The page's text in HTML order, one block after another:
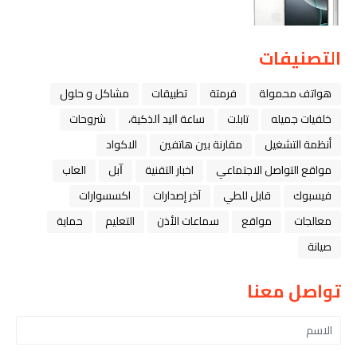
التصنيفات
هواتف محمولة فرمتة تطبيقات
مشاكل و حلول
خلفيات جميله
تابلت ﺳﺎﻋﺔ ﺍﻟﻴﺪ ﺍﻟﺬﻛﻴﺔ،
شروحات
أنظمة التشغيل
مقارنة بين هاتفين
الاكواد
مواقع التواصل الاجتماعي
اخبار التقنية ﺁﺑﻞ
العاب
فيسبوك
قابل للطي آخر إصدارات
اكسسوارات
معالجات
مواقع سماعات الأذن التعليم
حماية
صيانة
تواصل معنا